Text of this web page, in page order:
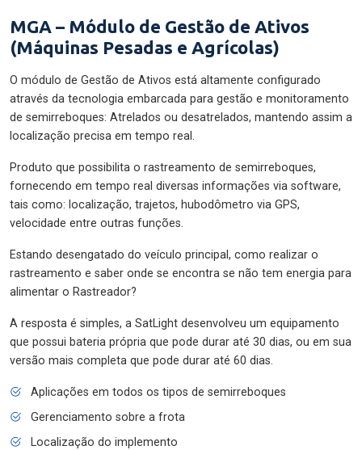
MGA – Módulo de Gestão de Ativos
(Máquinas Pesadas e Agrícolas)
O módulo de Gestão de Ativos está altamente configurado
através da tecnologia embarcada para gestão e monitoramento
de semirreboques: Atrelados ou desatrelados, mantendo assim a
localização precisa em tempo real.
Produto que possibilita o rastreamento de semirreboques,
fornecendo em tempo real diversas informações via software,
tais como: localização, trajetos, hubodômetro via GPS,
velocidade entre outras funções.
Estando desengatado do veículo principal, como realizar o
rastreamento e saber onde se encontra se não tem energia para
alimentar o Rastreador?
A resposta é simples, a SatLight desenvolveu um equipamento
que possui bateria própria que pode durar até 30 dias, ou em sua
versão mais completa que pode durar até 60 dias.
Aplicações em todos os tipos de semirreboques
Gerenciamento sobre a frota
Localização do implemento